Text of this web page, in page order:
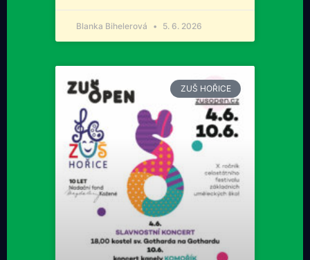
Blanka Bihelerová 5. 6. 2026
ZUŠ HOŘICE